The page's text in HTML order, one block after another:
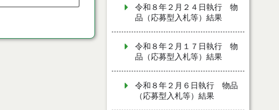
令和８年２月２４日執行 物
品（応募型入札等）結果
令和８年２月１７日執行 物
品（応募型入札等）結果
令和８年２月６日執行 物品
（応募型入札等）結果